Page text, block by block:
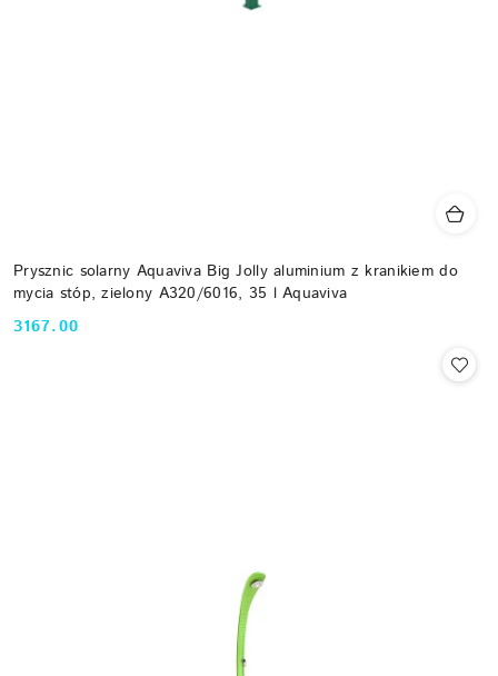
Prysznic solarny Aquaviva Big Jolly aluminium z kranikiem do
mycia stóp, zielony A320/6016, 35 l Aquaviva
Cena:
3167.00